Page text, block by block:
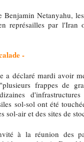
Benjamin Netanyahu,
représailles par
-
a déclaré mardi avoir
frappes de
sol-sol ont été
sol-air et des sites de
à la réunion des